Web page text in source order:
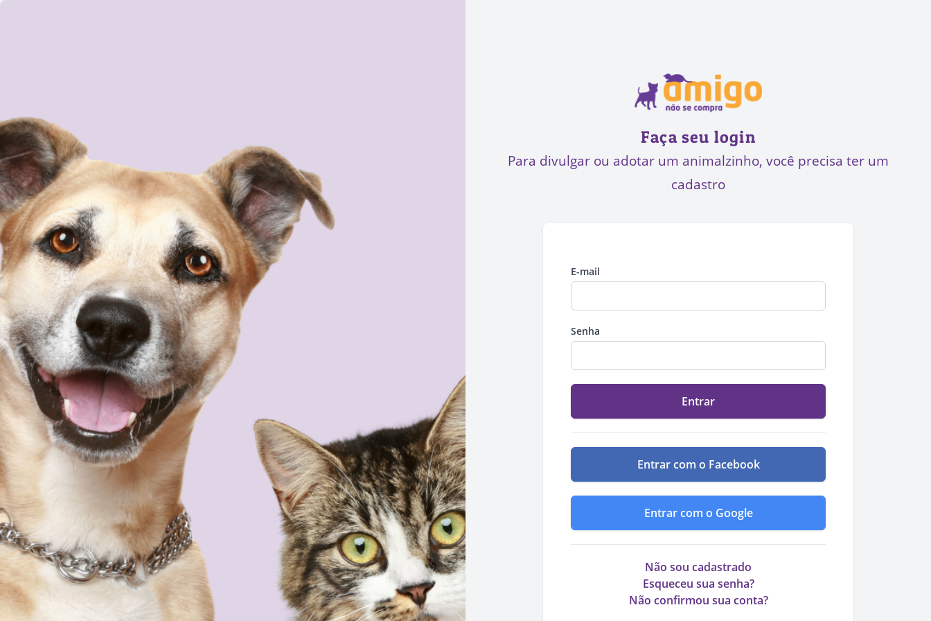
Faça seu login
Para divulgar ou adotar um animalzinho, você precisa ter um
cadastro
E-mail
Senha
Entrar
Entrar com o Facebook
Entrar com o Google
Não sou cadastrado
Esqueceu sua senha?
Não confirmou sua conta?